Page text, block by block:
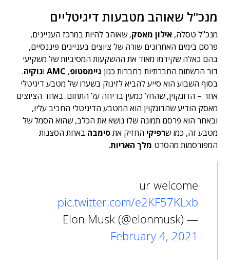
מנכ"ל שאוהב מטבעות דיגיטליים
מנכ"ל טסלה, אילון מאסק, שאוהב להיות במרכז העניינים,
פרסם בימים האחרונים שורה של ציוצים בעניינים פיננסיים,
בהם כאלה שקידמו מאוד את ההשקעות המסיביות של משקיעי
דור הרשתות החברתיות בחברות כגון גיימסטופ,
AMC ונוקיה.
בסוף השבוע הוא סייע להביא לזינוק בשערו של מטבע דיגיטלי
אחר – הדוגקוין, שהחל כמעין בדיחה על התחום. באחד הציוצים
מאסק הודיע שהדוגקוין הוא המטבע הדיגיטלי החביב עליו,
ובאחר הוא פרסם תמונה שלו נושא את הכלב, שהוא הסמל של
מטבע זה, כמו שרפיקי החזיק אתסימבה באחת הסצנות
המפורסמות מהסרט מלך האריות.
ur welcome
pic.twitter.com/e2KF57KLxb
— Elon Musk (@elonmusk)
February 4, 2021